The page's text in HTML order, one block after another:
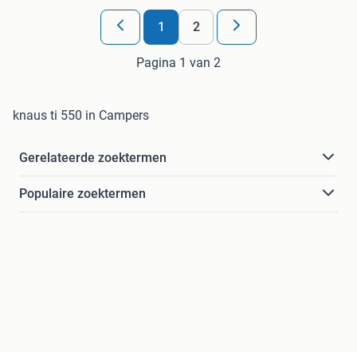
1 2
Pagina 1 van 2
knaus ti 550 in Campers
Gerelateerde zoektermen
Populaire zoektermen